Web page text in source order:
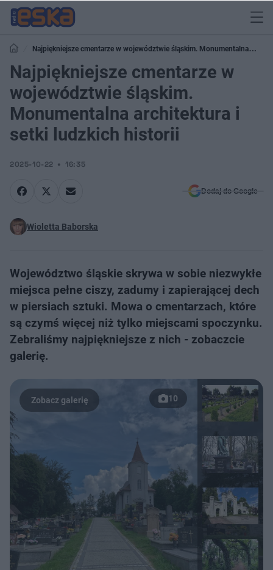
Najpiękniejsze cmentarze w województwie śląskim. Monumentalna
architektura i setki ludzkich historii
Najpiękniejsze cmentarze w
województwie śląskim.
Monumentalna architektura i
setki ludzkich historii
2025-10-22 16:35
Dodaj do Google
Wioletta Baborska
Województwo śląskie skrywa w sobie niezwykłe
miejsca pełne ciszy, zadumy i zapierającej dech
w piersiach sztuki. Mowa o cmentarzach, które
są czymś więcej niż tylko miejscami spoczynku.
Zebraliśmy najpiękniejsze z nich - zobaczcie
galerię.
10